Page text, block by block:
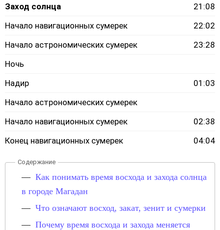
Заход солнца
21:08
Начало навигационных сумерек
22:02
Начало астрономических сумерек
23:28
Ночь
Надир
01:03
Начало астрономических сумерек
Начало навигационных сумерек
02:38
Конец навигационных сумерек
04:04
Как понимать время восхода и захода солнца
в городе Магадан
Что означают восход, закат, зенит и сумерки
Почему время восхода и захода меняется